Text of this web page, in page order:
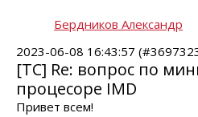
Бердников Александр
2023-06-08 16:43:57
[TC] Re: вопрос по
процесоре IMD
Привет всем!